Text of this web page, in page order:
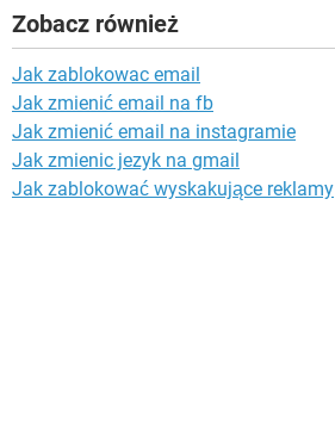
Zobacz również
Jak zablokowac email
Jak zmienić email na fb
Jak zmienić email na instagramie
Jak zmienic jezyk na gmail
Jak zablokować wyskakujące reklamy